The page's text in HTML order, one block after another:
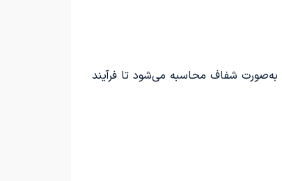
به‌صورت شفاف محاسبه می‌شود تا فرآیند